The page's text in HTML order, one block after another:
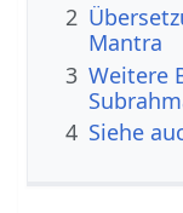
2
Mantra
3 Weitere
4 Siehe